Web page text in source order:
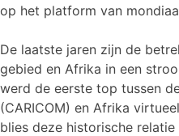
op het platform van
De laatste jaren zijn de
gebied en Afrika in een
werd de eerste top tussen
(CARICOM) en Afrika
blies deze historische